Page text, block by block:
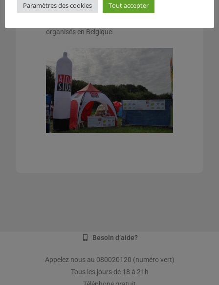
évènements du 1er Décembre. Nous
organisés en Belgique.
Besoin d’aide?
Appelez nous au 080020120 (numéro vert)
Tous les jours de 18 à 21h
Paramètres des cookies Tout accepter